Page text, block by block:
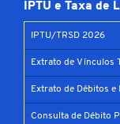
IPTU e Taxa de
IPTU/TRSD 2026
Extrato de Vínculos
Extrato de Débitos e
Consulta de Débito